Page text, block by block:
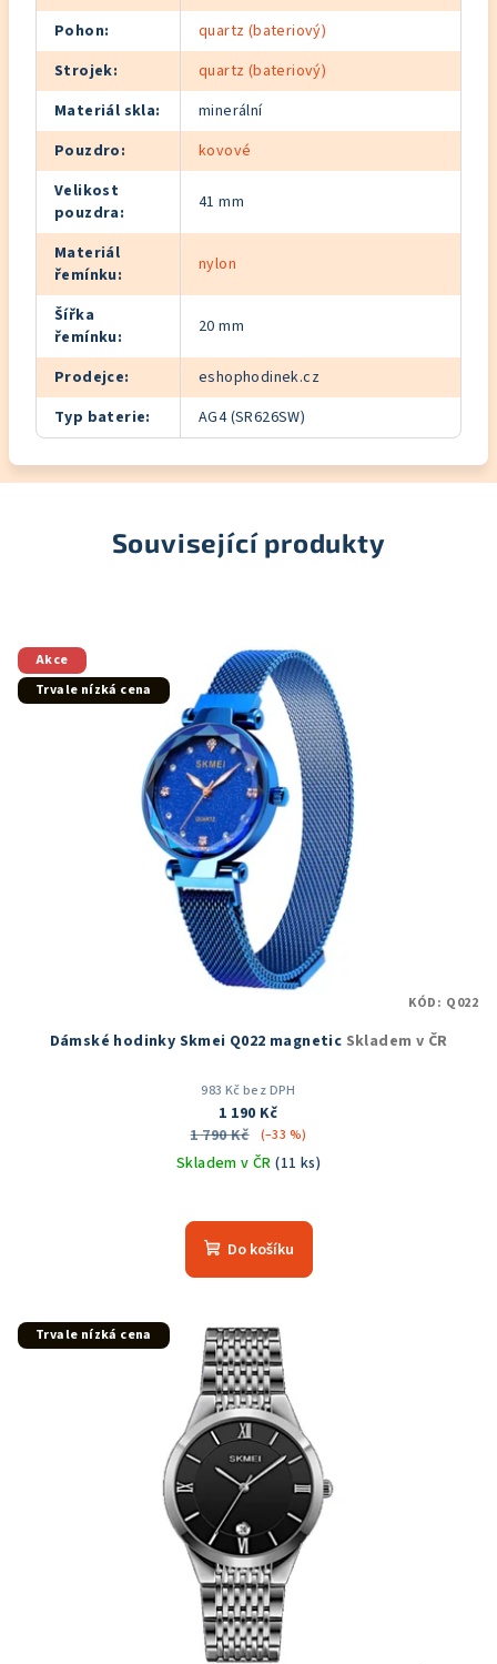
Pohon:
quartz (bateriový)
Strojek:
quartz (bateriový)
Materiál skla:
minerální
Pouzdro:
kovové
Velikost
pouzdra: 41 mm
Materiál
řemínku: nylon
Šířka
řemínku: 20 mm
Prodejce:
eshophodinek.cz
Typ baterie: AG4 (SR626SW)
Související produkty
Akce
Trvale nízká cena
Dámské hodinky Skmei Q022 magnetic Skladem v ČR
983 Kč bez DPH
1 190 Kč
1 790 Kč
(–33 %)
Skladem v ČR(11 ks)
hodnocení
produktu
5
hvězdiček.
Do košíku
KÓD: Q022
Trvale nízká cena